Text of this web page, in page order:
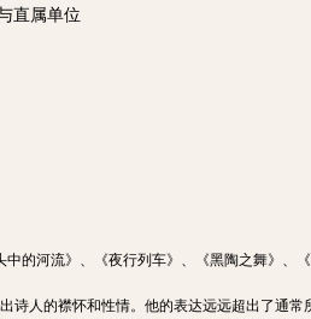
直属单位
的河流》、《夜行列车》、《黑陶之舞》、
人的襟怀和性情。他的表达远远超出了通常